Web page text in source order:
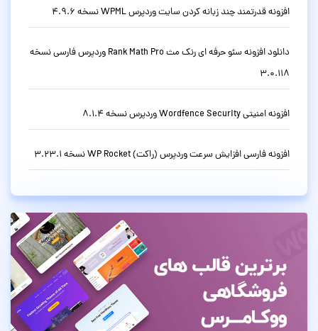
افزونه قدرتمند چند زبانه کردن سایت وردپرس WPML نسخه 4.9.6
دانلود افزونه سئو حرفه ای رنک مث Rank Math Pro وردپرس فارسی نسخه
3.0.118
افزونه امنیتی Wordfence Security وردپرس نسخه 8.1.4
افزونه فارسی افزایش سرعت وردپرس (راکت) WP Rocket نسخه 3.23.1